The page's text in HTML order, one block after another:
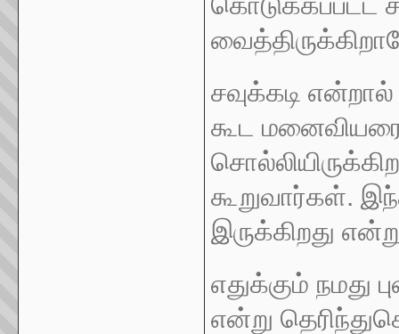
சவுக்கடி
கூட
கூறுவார்கள்.
இருக்கிறது
எதுக்கும் நமது
என்று